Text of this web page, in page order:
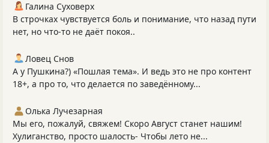
Галина Суховерх
В строчках чувствуется боль и понимание, что назад пути
нет, но что-то не даёт покоя..
Ловец Снов
А у Пушкина?) «Пошлая тема». И ведь это не про контент
18+, а про то, что делается по заведённому...
Олька Лучезарная
Мы его, пожалуй, свяжем! Скоро Август станет нашим!
Хулиганство, просто шалость- Чтобы лето не...